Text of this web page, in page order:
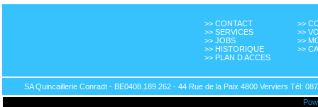
>> CONTACT
>> SERVICES
>> JOBS
>> HISTORIQUE
>> PLAN D ACCES
>>
>>
>>
>>
SA Quincaillerie Conradt - BE0408.189.262 - 44 Rue de la Paix 4800 Verviers Tél: